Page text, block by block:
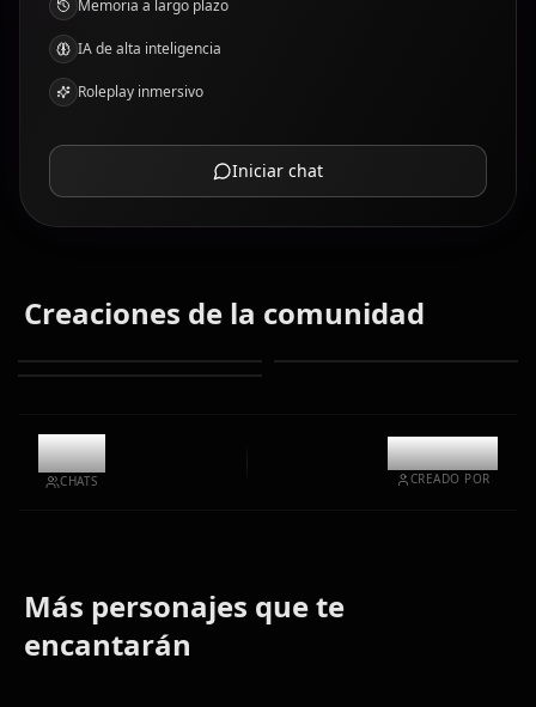
Memoria a largo plazo
IA de alta inteligencia
Roleplay inmersivo
Iniciar chat
Creaciones de la comunidad
1.1k
CHATS
@kanashi
CREADO POR
Más personajes que te
encantarán
Eula
(Genshin
Ganyu